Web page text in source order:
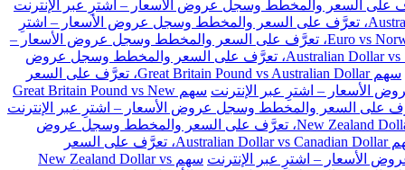
سهم Australian Dollar vs Japanese Yen، تعرَّف على السعر والمخطط وسجل عروض الأسعار – اشترِ
سهم Euro vs Norwegian Krone، تعرَّف على السعر والمخطط وسجل عروض الأسعار –
سهم Australian Dollar vs Swiss Franc، تعرَّف على السعر والمخطط وسجل عروض
سهم Great Britain Pound vs Australian Dollar، تعرَّف على السعر
سهم Great Britain Pound vs New
سهم New Zealand Dollar vs Japanese Yen، تعرَّف على السعر والمخطط وسجل عروض
سهم Australian Dollar vs Canadian Dollar، تعرَّف على السعر
سهم New Zealand Dollar vs